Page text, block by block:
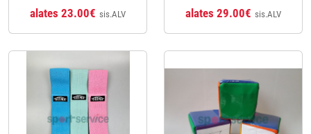
alates 23.00€ sis.ALV alates 29.00€ sis.ALV